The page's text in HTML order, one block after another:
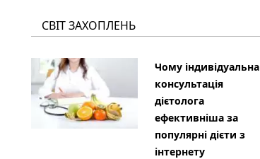
СВІТ ЗАХОПЛЕНЬ
Чому індивідуальна
консультація
дієтолога
ефективніша за
популярні дієти з
інтернету